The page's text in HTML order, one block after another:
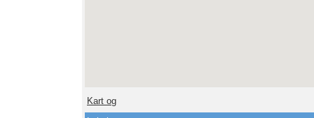
Kart og